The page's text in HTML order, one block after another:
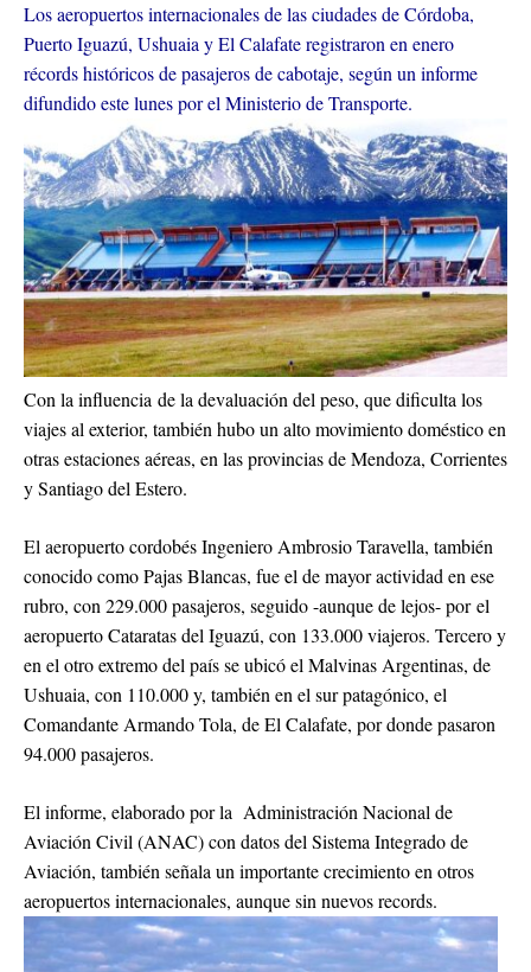
Los aeropuertos internacionales de las ciudades de Córdoba,
Puerto Iguazú, Ushuaia y El Calafate registraron en enero
récords históricos de pasajeros de cabotaje, según un informe
difundido este lunes por el Ministerio de Transporte.
Con la influencia de la devaluación del peso, que dificulta los
viajes al exterior, también hubo un alto movimiento doméstico en
otras estaciones aéreas, en las provincias de Mendoza, Corrientes
y Santiago del Estero.
El aeropuerto cordobés Ingeniero Ambrosio Taravella, también
conocido como Pajas Blancas, fue el de mayor actividad en ese
rubro, con 229.000 pasajeros, seguido -aunque de lejos- por el
aeropuerto Cataratas del Iguazú, con 133.000 viajeros. Tercero y
en el otro extremo del país se ubicó el Malvinas Argentinas, de
Ushuaia, con 110.000 y, también en el sur patagónico, el
Comandante Armando Tola, de El Calafate, por donde pasaron
94.000 pasajeros.
El informe, elaborado por la Administración Nacional de
Aviación Civil (ANAC) con datos del Sistema Integrado de
Aviación, también señala un importante crecimiento en otros
aeropuertos internacionales, aunque sin nuevos records.